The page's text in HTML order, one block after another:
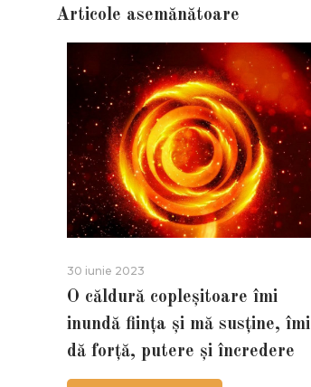
Articole asemănătoare
30 iunie 2023
O căldură copleșitoare îmi
inundă ființa și mă susține, îmi
dă forță, putere și încredere